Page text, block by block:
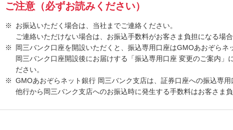
ご注意（必ずお読みください）
お振込いただく場合は、当社までご連絡ください。
ご連絡いただけない場合は、お振込手数料がお客さま負担になる場合
岡三バンク口座を開設いただくと、振込専用口座はGMOあおぞらネ
岡三バンク口座開設後にお届けする「振込専用口座 変更のご案内」
ださい。
GMOあおぞらネット銀行 岡三バンク支店は、証券口座への振込専用
他行から岡三バンク支店へのお振込時に発生する手数料はお客さま負